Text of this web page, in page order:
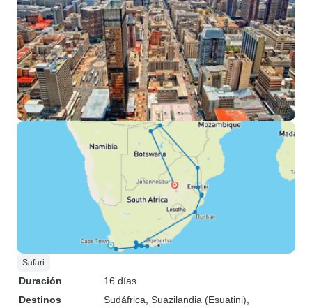
Safari
Duración
16 días
Destinos
Sudáfrica , Suazilandia (Esuatini)